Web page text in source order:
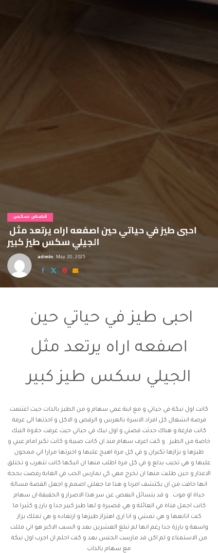
قصص سكس
الجيلي سكس طيز كبير
Posted
by
admin May 20, 2025
اصفعه اراه يرتعد مثل
الجيلي سكس طيز كبير
كانت اول نيكة في حياتي و مع ابنة عمي سهام و من الطيز بالذات حيث اغتنمت
فرصة انشغال كل افراد الاسرة بالعرس و الرقص و الاكل و اخذتها الى غرفة
كانت فارغة و هناك حدثت قصتي و اول نيك في حياتي حيث عرفت حلاوة النيك
خاصة من الطيز . و كنت اعرف سهام منذ ان كانت صبية و كانت تكبر امام عيني و
طيزها و بزازها تكبران و في كل مرة اهيج عليها و اخبرتها مرارا اني ممحون
عليها و هي تجيب بدلع و في كل مرة اطلب منها ان انيكها كانت تتهرب و تختلق
الاعذار و حين طلبت منها ان تخرج معي كي نمارس الحب في الغابة رفضت بحجة
انها خافت من ان يكتشف امرنا و هذا ما جعلني اصمم و اجعل القصة مسالة
حياة او موت . و قد يتسائل البعص عن سر هذا الاصرار و الحقيقة ان سهام
كانت اجمل فتاة في العائلة و هي قصيرة و لها طيز كبير جدا و بارز و كثيرا ما
كنت اتابعها و هي تمشي و انا ارى اهتزاز طيزها و ارتعاده و هي تملك بزاز
واسعة و بارزة جدا رغم انها لم تبلغ العشرين بعد و السبب الاكبر هو اني مللت
من الاستمناء و لم اكن قد مارست الجنس بعد و كنت احلم ان اجرب اول نيكة
مع سهام بالذات